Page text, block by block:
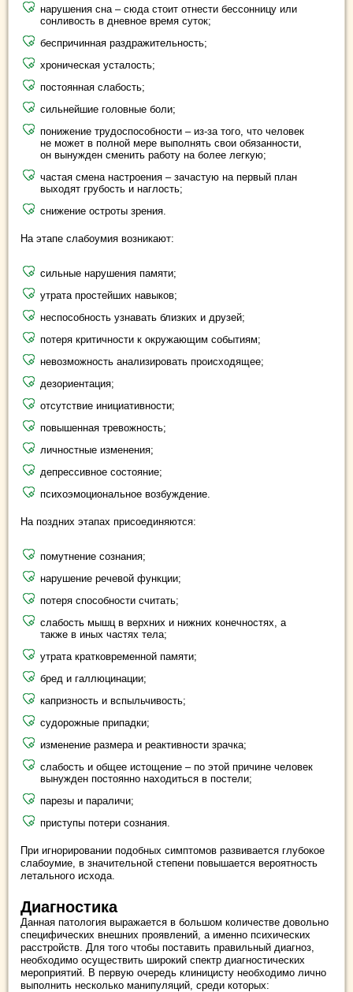
нарушения сна – сюда стоит отнести бессонницу или
сонливость в дневное время суток;
беспричинная раздражительность;
хроническая усталость;
постоянная слабость;
сильнейшие головные боли;
понижение трудоспособности – из-за того, что человек
не может в полной мере выполнять свои обязанности,
он вынужден сменить работу на более легкую;
частая смена настроения – зачастую на первый план
выходят грубость и наглость;
снижение остроты зрения.
На этапе слабоумия возникают:
сильные нарушения памяти;
утрата простейших навыков;
неспособность узнавать близких и друзей;
потеря критичности к окружающим событиям;
невозможность анализировать происходящее;
дезориентация;
отсутствие инициативности;
повышенная тревожность;
личностные изменения;
депрессивное состояние;
психоэмоциональное возбуждение.
На поздних этапах присоединяются:
помутнение сознания;
нарушение речевой функции;
потеря способности считать;
слабость мышц в верхних и нижних конечностях, а
также в иных частях тела;
утрата кратковременной памяти;
бред и галлюцинации;
капризность и вспыльчивость;
судорожные припадки;
изменение размера и реактивности зрачка;
слабость и общее истощение – по этой причине человек
вынужден постоянно находиться в постели;
парезы и параличи;
приступы потери сознания.
При игнорировании подобных симптомов развивается глубокое
слабоумие, в значительной степени повышается вероятность
летального исхода.
Диагностика
Данная патология выражается в большом количестве довольно
специфических внешних проявлений, а именно психических
расстройств. Для того чтобы поставить правильный диагноз,
необходимо осуществить широкий спектр диагностических
мероприятий. В первую очередь клиницисту необходимо лично
выполнить несколько манипуляций, среди которых: